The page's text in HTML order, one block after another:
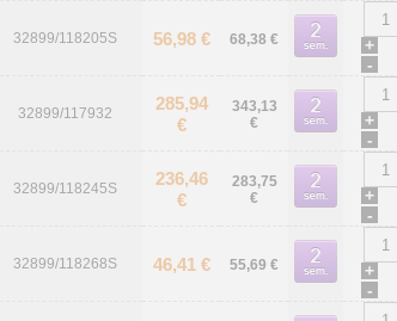
32899/118205S 56,98 € 68,38 €
+
-
32899/117932
285,94
€
343,13
€
+
-
32899/118245S
236,46
€
283,75
€
+
-
32899/118268S 46,41 € 55,69 €
+
-